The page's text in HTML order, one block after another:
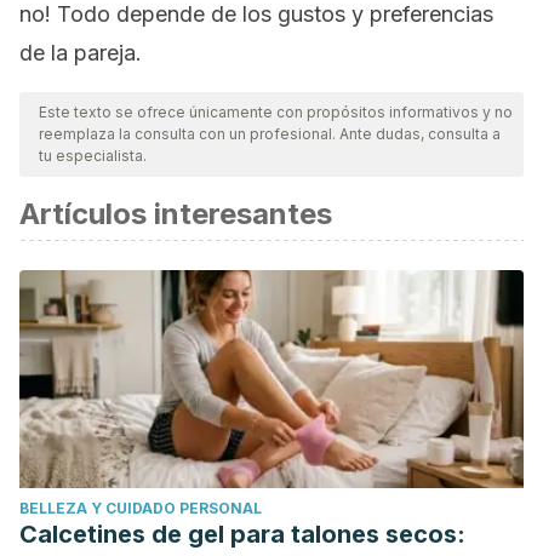
no! Todo depende de los gustos y preferencias
de la pareja.
Este texto se ofrece únicamente con propósitos informativos y no
reemplaza la consulta con un profesional. Ante dudas, consulta a
tu especialista.
Artículos interesantes
BELLEZA Y CUIDADO PERSONAL
Calcetines de gel para talones secos: